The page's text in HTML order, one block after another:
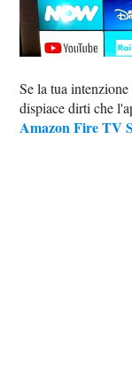
Se la tua
dispiace dirti che
Amazon Fire TV